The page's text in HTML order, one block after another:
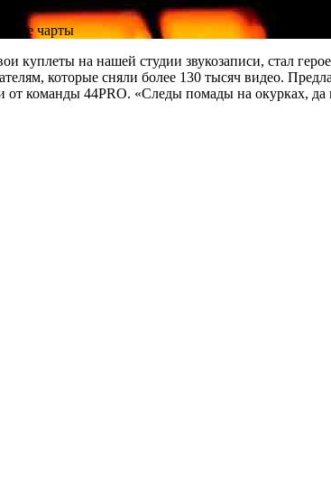
чарты
куплеты на нашей студии звукозаписи, стал
которые сняли более 130 тысяч видео.
от команды 44PRO. «Следы помады на окурках,